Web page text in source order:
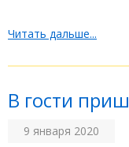
Читать дальше...
В гости
9 января 2020